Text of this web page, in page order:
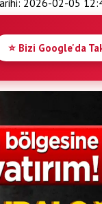
2026-02-05
⭐ Bizi Google'da